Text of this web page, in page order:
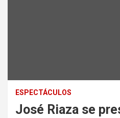
ESPECTÁCULOS
José Riaza se